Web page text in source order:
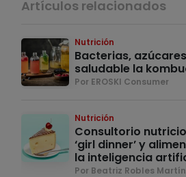
Artículos relacionados
Nutrición
Bacterias,
saludable la
Por EROSKI Consumer
Nutrición
Consultorio
‘girl dinner’ y
la inteligencia
Por Beatriz Robles